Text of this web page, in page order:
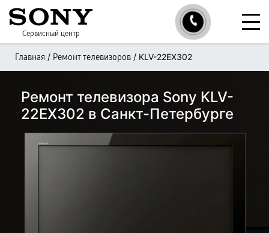
Сервисный центр
Главная / Ремонт телевизоров / KLV-22EX302
Ремонт телевизора Sony KLV-
22EX302 в Санкт-Петербурге